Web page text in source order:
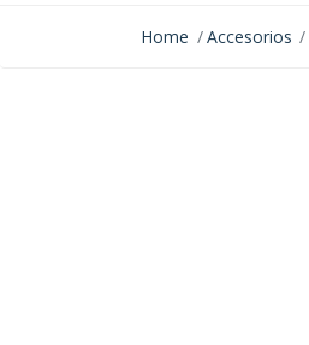
Home Accesorios